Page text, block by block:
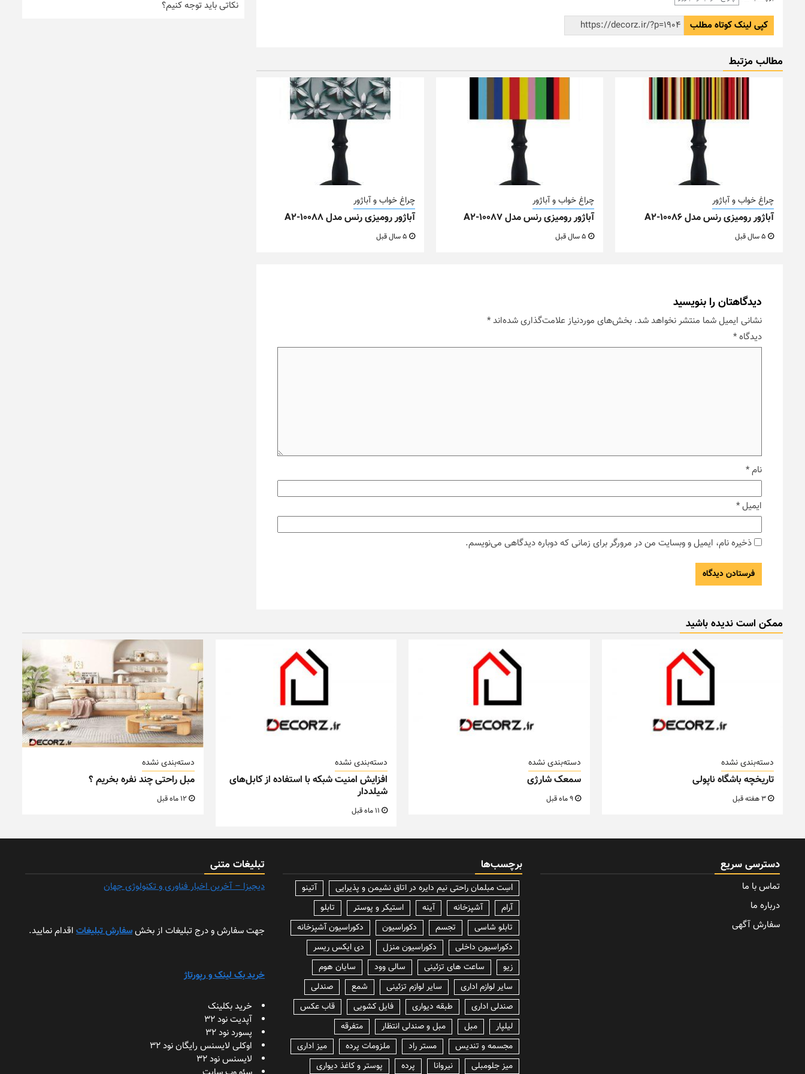
کپی لینک کوتاه مطلب
مطالب مزتبط
چراغ خواب و آباژور
آباژور رومیزی رنس مدل A2-10086
چراغ خواب و آباژور
آباژور رومیزی رنس مدل A2-10087
5 سال قبل
چراغ خواب و آباژور
آباژور رومیزی رنس مدل A2-10088
دیدگاهتان را بنویسید
نشانی ایمیل شما منتشر نخواهد شد. بخش‌های موردنیاز علامت‌گذاری شده‌اند*
دیدگاه*
نام*
ایمیل*
ذخیره نام، ایمیل و وبسایت من در مرورگر برای زمانی که دوباره دیدگاهی می‌نویسم.
نکاتی باید توجه کنیم؟
ممکن است ندیده باشید
دسته‌بندی نشده
تاریخچه باشگاه ناپولی
دسته‌بندی نشده
سمعک شارژی
9 ماه قبل
دسته‌بندی نشده
افزایش امنیت شبکه با استفاده از کابل‌های
شیلددار
دسته‌بندی نشده
مبل راحتی چند نفره بخریم ؟
دسترسی سریع
تماس با ما
درباره ما
سفارش آگهی
برچسب‌ها
lسِت مبلمان راحتی نیم دایره در اتاق نشیمن و پذیرایی
آتینو
آرام
آشپزخانه آینه استیکر و پوستر
تابلو
تابلو شاسی
تجسم دکوراسیون
دکوراسیون آشپزخانه
دکوراسیون داخلی
دکوراسیون منزل
دی ایکس ریسر
زیو
ساعت های تزئینی سالی وود
سایان هوم
سایر لوازم اداری
سایر لوازم تزئینی شمع
صندلی
صندلی اداری
طبقه دیواری فایل کشویی
قاب عکس
لیلپار
مبل مبل و صندلی انتظار
متفرقه
مجسمه و تندیس
مستر راد ملزومات پرده
میز اداری
میز جلومبلی
نیروانا پرده پوستر و کاغذ دیواری
تبلیغات متنی
دیجیزا – آخرین اخبار فناوری و تکنولوژی جهان
جهت سفارش و درج تبلیغات از بخشسفارش تبلیغات اقدام نمایید.
خرید بک لینک و رپورتاژ
خرید بکلینک
آپدیت نود 32
پسورد نود 32
اوکلی لایسنس رایگان نود 32
لایسنس نود 32